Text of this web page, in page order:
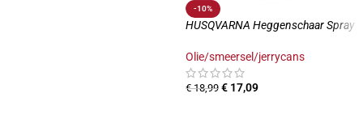
-10%
HUSQVARNA Heggenschaar Spray
Olie/smeersel/jerrycans
€18,99 € 17,09